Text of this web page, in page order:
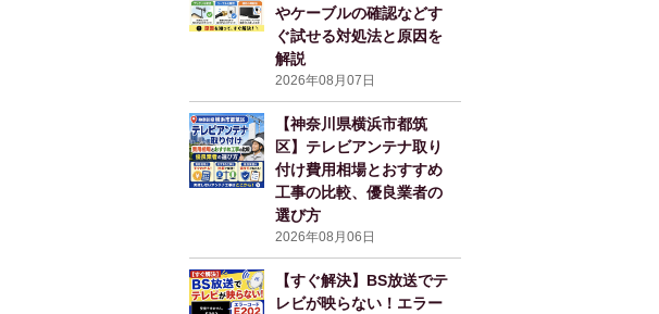
やケーブルの確認などす
ぐ試せる対処法と原因を
解説
2026年08月07日
【神奈川県横浜市都筑
区】テレビアンテナ取り
付け費用相場とおすすめ
工事の比較、優良業者の
選び方
2026年08月06日
【すぐ解決】BS放送でテ
レビが映らない！エラー